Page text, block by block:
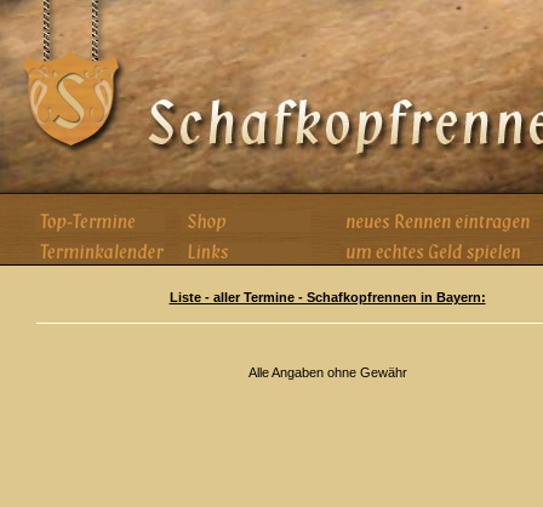
Liste - aller Termine - Schafkopfrennen in Bayern:
Alle Angaben ohne Gewähr